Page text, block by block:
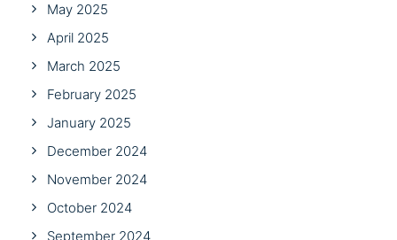
May 2025
April 2025
March 2025
February 2025
January 2025
December 2024
November 2024
October 2024
September 2024